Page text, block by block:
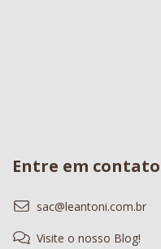
Entre em contato
sac@leantoni.com.br
Visite o nosso Blog!